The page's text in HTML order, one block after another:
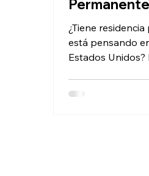
¿Tiene
está pensando
Estados Unidos?
cuánto tiempo…